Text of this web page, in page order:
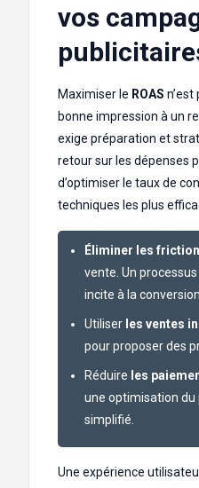
vos
Maximiser le ROAS
bonne impression à un
exige préparation et
retour sur les dépenses
d’optimiser le taux de
techniques les plus
Éliminer les
vente. Un
incite à la
Utiliser les ventes
pour proposer des
Réduire les
une optimisation
simplifié.
Une expérience